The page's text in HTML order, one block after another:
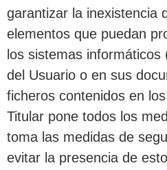
garantizar la inexistencia
elementos que puedan
los sistemas
del Usuario o en sus
ficheros contenidos en
Titular pone todos los
toma las medidas de
evitar la presencia de